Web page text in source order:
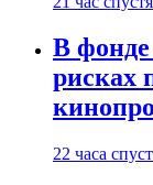
В фонде
рисках
22 часа